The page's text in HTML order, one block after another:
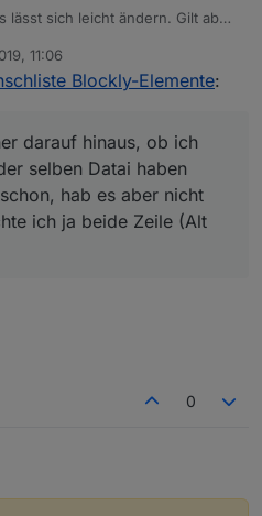
lässt sich leicht ändern. Gilt aber
und dann muss der Entwickler
ich verstanden. Ich wollte eher
ich auch mehrere davon in der
Neu) oder?
11:06
Blockly-Elemente:
darauf hinaus, ob ich
selben Datai haben
hab es aber nicht
ich ja beide Zeile (Alt
0